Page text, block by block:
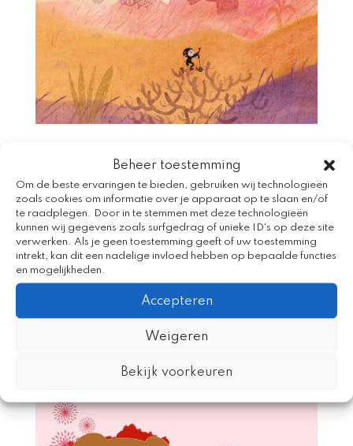
Beheer toestemming
Om de beste ervaringen te bieden, gebruiken wij technologieën
zoals cookies om informatie over je apparaat op te slaan en/of
te raadplegen. Door in te stemmen met deze technologieën
kunnen wij gegevens zoals surfgedrag of unieke ID's op deze site
verwerken. Als je geen toestemming geeft of uw toestemming
intrekt, kan dit een nadelige invloed hebben op bepaalde functies
en mogelijkheden.
Accepteren
Weigeren
Bekijk voorkeuren
Nationale Voorleesdagen 2026
byBereslim|Jan 21, 2026|Nieuws
Kleine Aap van Mies van Hout , is verkozen
tot Prentenboek van het Jaar 2026. Het
prentenboek over het kleine aapje dat iets
tijdens De Nationale Voorleesdagen van 21
januari t/m 1 februari 2026. Tijdens deze